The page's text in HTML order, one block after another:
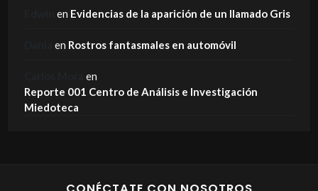
en Evidencias de la aparición de un llamado Gris
en Rostros fantasmales en automóvil
en
Reporte 001 Centro de Análisis e Investigación
Miedoteca